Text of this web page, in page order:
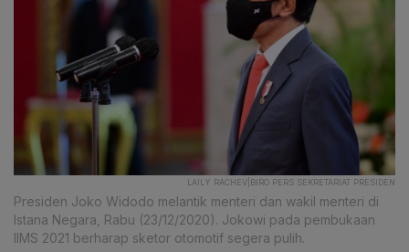
LAILY RACHEV|BIRO PERS SEKRETARIAT PRESIDEN
Presiden Joko Widodo melantik menteri dan wakil menteri di
Istana Negara, Rabu (23/12/2020). Jokowi pada pembukaan
IIMS 2021 berharap sketor otomotif segera pulih.